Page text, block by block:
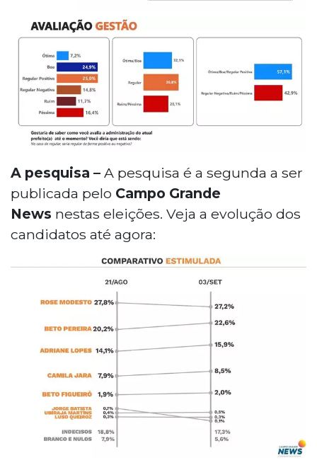
A pesquisa – A pesquisa é a segunda a ser
publicada pelo Campo Grande
News nestas eleições. Veja a evolução dos
candidatos até agora: